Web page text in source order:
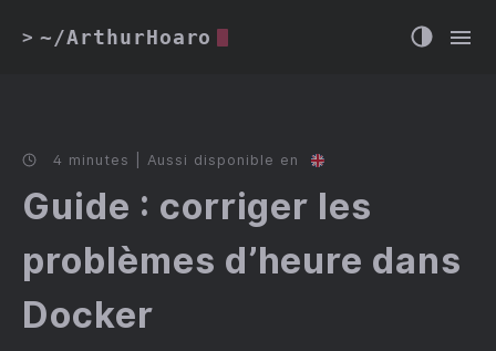
> ~/ArthurHoaro
4 minutes | Aussi disponible en
Guide : corriger les
problèmes d’heure dans
Docker